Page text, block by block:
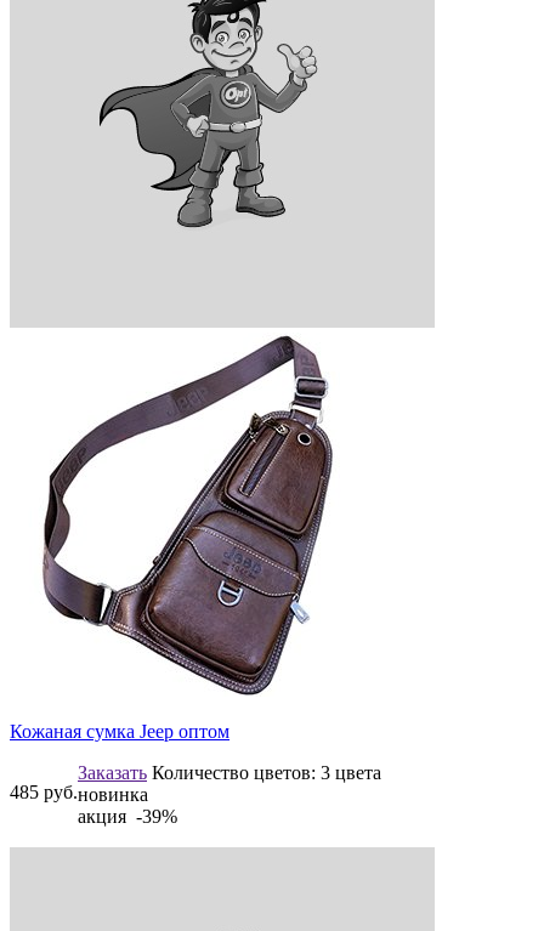
Кожаная сумка Jeep оптом
485 руб.
Заказать Количество цветов: 3 цвета
новинка
акция -39%